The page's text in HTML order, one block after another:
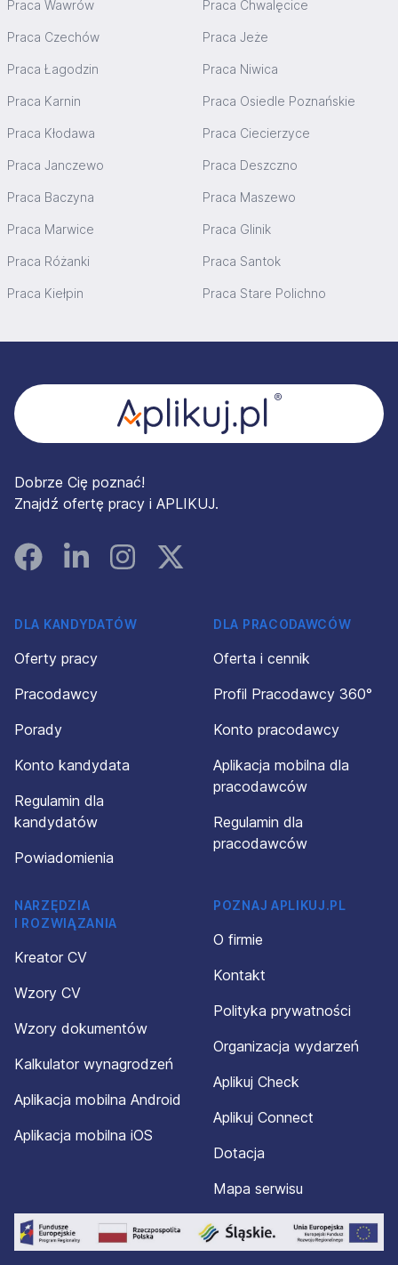
Praca Wawrów Praca Chwalęcice
Praca Czechów Praca Jeże
Praca Łagodzin Praca Niwica
Praca Karnin Praca Osiedle Poznańskie
Praca Kłodawa Praca Ciecierzyce
Praca Janczewo Praca Deszczno
Praca Baczyna Praca Maszewo
Praca Marwice Praca Glinik
Praca Różanki Praca Santok
Praca Kiełpin Praca Stare Polichno
Dobrze Cię poznać!
Znajdź ofertę pracy i APLIKUJ.
FacebookLinked InInstagramInstagram
DLA KANDYDATÓW
Oferty pracy
Pracodawcy
Porady
Konto kandydata
Regulamin dla
kandydatów
Powiadomienia
DLA PRACODAWCÓW
Oferta i cennik
Profil Pracodawcy 360°
Konto pracodawcy
Aplikacja mobilna dla
pracodawców
Regulamin dla
pracodawców
NARZĘDZIA
I ROZWIĄZANIA
Kreator CV
Wzory CV
Wzory dokumentów
Kalkulator wynagrodzeń
Aplikacja mobilna Android
Aplikacja mobilna iOS
POZNAJ APLIKUJ.PL
O firmie
Kontakt
Polityka prywatności
Organizacja wydarzeń
Aplikuj Check
Aplikuj Connect
Dotacja
Mapa serwisu